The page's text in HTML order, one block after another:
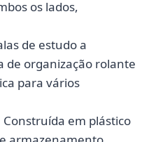
os lados,
de estudo a
de organização rolante
para vários
Construída em plástico